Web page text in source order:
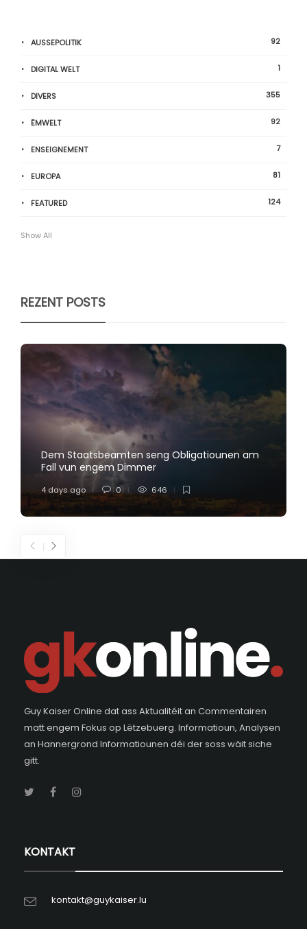
AUSSEPOLITIK 92
DIGITAL WELT 1
DIVERS 355
ËMWELT 92
ENSEIGNEMENT 7
EUROPA 81
FEATURED 124
Show All
REZENT POSTS
Dem Staatsbeamten seng Obligatiounen am
Fall vun engem Dimmer
4 days ago 0 646
Guy Kaiser Online dat ass Aktualitéit an Commentairen
matt engem Fokus op Lëtzebuerg. Informatioun, Analysen
an Hannergrond Informatiounen déi der soss wäit siche
gitt.
KONTAKT
kontakt@guykaiser.lu